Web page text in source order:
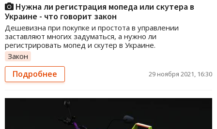
Нужна ли регистрация мопеда или скутера в
Украине - что говорит закон
Дешевизна при покупке и простота в управлении
заставляют многих задуматься, а нужно ли
регистрировать мопед и скутер в Украине.
Закон
Подробнее 29 ноября 2021, 16:30